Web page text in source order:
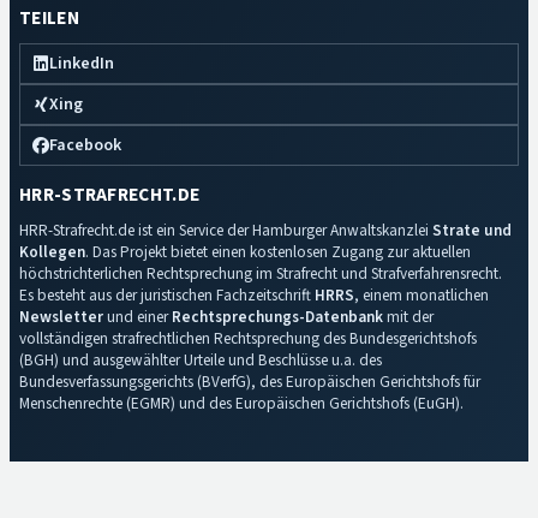
TEILEN
LinkedIn
Xing
Facebook
HRR-STRAFRECHT.DE
HRR-Strafrecht.de ist ein Service der Hamburger Anwaltskanzlei Strate und
Kollegen. Das Projekt bietet einen kostenlosen Zugang zur aktuellen
höchstrichterlichen Rechtsprechung im Strafrecht und Strafverfahrensrecht.
Es besteht aus der juristischen Fachzeitschrift HRRS, einem monatlichen
Newsletterund einerRechtsprechungs-Datenbankmit der
vollständigen strafrechtlichen Rechtsprechung des Bundesgerichtshofs
(BGH) und ausgewählter Urteile und Beschlüsse u.a. des
Bundesverfassungsgerichts (BVerfG), des Europäischen Gerichtshofs für
Menschenrechte (EGMR) und des Europäischen Gerichtshofs (EuGH).